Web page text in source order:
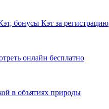
бонусы Кэт за регистрацию
онлайн бесплатно
в объятиях природы